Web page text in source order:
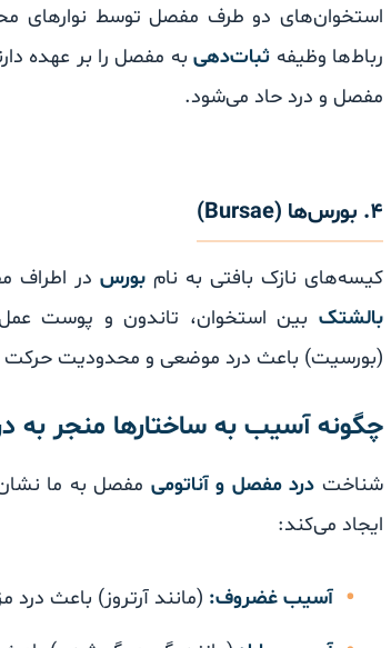
استخوان‌های دو طرف مفصل توسط نوارهای
رباط‌ها وظیفه ثبات‌دهیبه مفصل را بر عهده
مفصل و درد حاد می‌شود.
۴. بورس‌ها (Bursae)
کیسه‌های نازک بافتی به نام بورس در اطراف
بالشتک بین استخوان، تاندون و پوست
(بورسیت) باعث درد موضعی و محدودیت
چگونه آسیب به ساختارها منجر به
شناخت درد مفصل و آناتومی مفصل به ما
ایجاد می‌کند:
آسیب غضروف: (مانند آرتروز) باعث